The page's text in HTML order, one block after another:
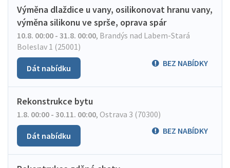
Výměna dlaždice u vany, osilikonovat hranu vany,
výměna silikonu ve sprše, oprava spár
10.8. 00:00 - 31.8. 00:00, Brandýs nad Labem-Stará
Boleslav 1 (25001)
BEZ NABÍDKY
Dát nabídku
Rekonstrukce bytu
1.8. 00:00 - 30.11. 00:00, Ostrava 3 (70300)
BEZ NABÍDKY
Dát nabídku